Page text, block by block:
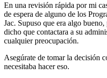
En una revisión rápida por mi
de espera de alguno de los
Jac. Supuso que era algo
dicho que contactara a su
cualquier preocupación.
Asegúrate de tomar la decisión
necesitaba hacer eso.